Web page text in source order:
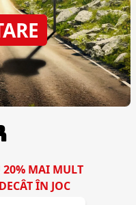
20% MAI MULT
DECÂT ÎN JOC